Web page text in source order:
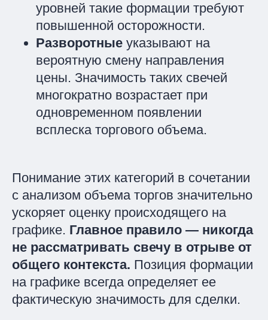
уровней такие формации требуют
повышенной осторожности.
Разворотные указывают на
вероятную смену направления
цены. Значимость таких свечей
многократно возрастает при
одновременном появлении
всплеска торгового объема.
Понимание этих категорий в сочетании
с анализом объема торгов значительно
ускоряет оценку происходящего на
графике. Главное правило — никогда
не рассматривать свечу в отрыве от
общего контекста. Позиция формации
на графике всегда определяет ее
фактическую значимость для сделки.